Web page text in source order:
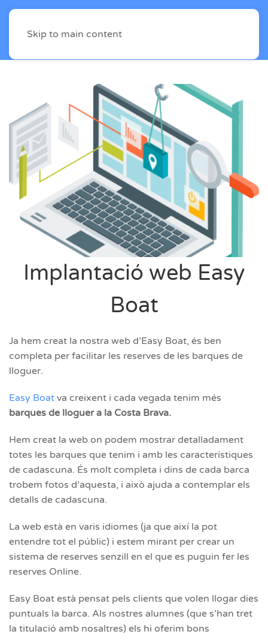
Skip to main content
Implantació web Easy
Boat
Ja hem creat la nostra web d’Easy Boat, és ben
completa per facilitar les reserves de les barques de
lloguer.
Easy Boat va creixent i cada vegada tenim més
barques de lloguer a la Costa Brava.
Hem creat la web on podem mostrar detalladament
totes les barques que tenim i amb les característiques
de cadascuna. És molt completa i dins de cada barca
trobem fotos d’aquesta, i això ajuda a contemplar els
detalls de cadascuna.
La web està en varis idiomes (ja que així la pot
entendre tot el públic) i estem mirant per crear un
sistema de reserves senzill en el que es puguin fer les
reserves Online.
Easy Boat està pensat pels clients que volen llogar dies
puntuals la barca. Als nostres alumnes (que s’han tret
la titulació amb nosaltres) els hi oferim bons